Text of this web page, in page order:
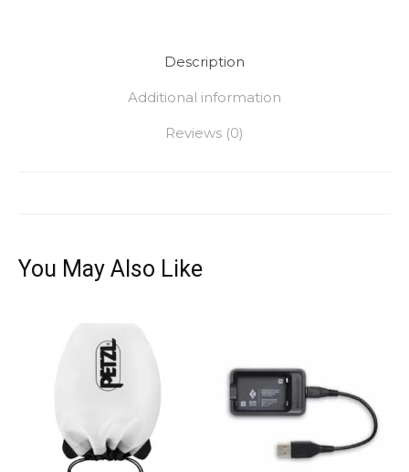
Description
Additional information
Reviews (0)
You May Also Like